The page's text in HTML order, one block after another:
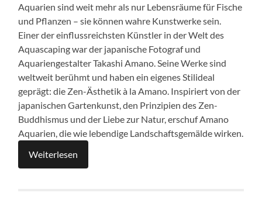
Aquarien sind weit mehr als nur Lebensräume für Fische
und Pflanzen – sie können wahre Kunstwerke sein.
Einer der einflussreichsten Künstler in der Welt des
Aquascaping war der japanische Fotograf und
Aquariengestalter Takashi Amano. Seine Werke sind
weltweit berühmt und haben ein eigenes Stilideal
geprägt: die Zen-Ästhetik à la Amano. Inspiriert von der
japanischen Gartenkunst, den Prinzipien des Zen-
Buddhismus und der Liebe zur Natur, erschuf Amano
Aquarien, die wie lebendige Landschaftsgemälde wirken.
Weiterlesen